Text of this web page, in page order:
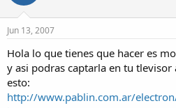
Jun 13, 2007
Hola lo que tienes que hacer es
y asi podras captarla en tu
esto:
http://www.pablin.com.ar/